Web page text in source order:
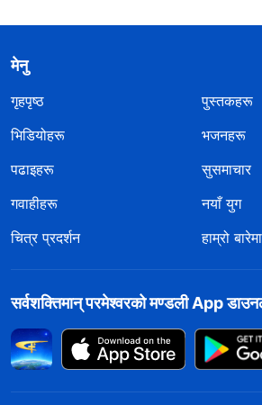
मेनु
गृहपृष्ठ
पुस्तकहरू
भिडियोहरू
भजनहरू
पढाइहरू
सुसमाचार
गवाहीहरू
नयाँ युग
चित्र प्रदर्शन
हाम्रो बारेमा
सर्वशक्तिमान्‌ परमेश्‍वरको मण्डली App